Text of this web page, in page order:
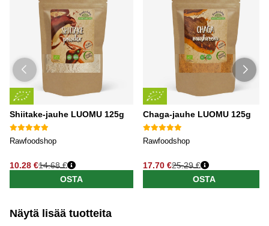
Shiitake-jauhe LUOMU 125g
Rawfoodshop
10.28 €14.68 €
OSTA
Chaga-jauhe LUOMU 125g
Rawfoodshop
17.70 €25.29 €
OSTA
Näytä lisää tuotteita